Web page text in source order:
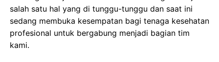
salah satu hal yang di tunggu-tunggu dan saat ini
sedang membuka kesempatan bagi tenaga kesehatan
profesional untuk bergabung menjadi bagian tim
kami.